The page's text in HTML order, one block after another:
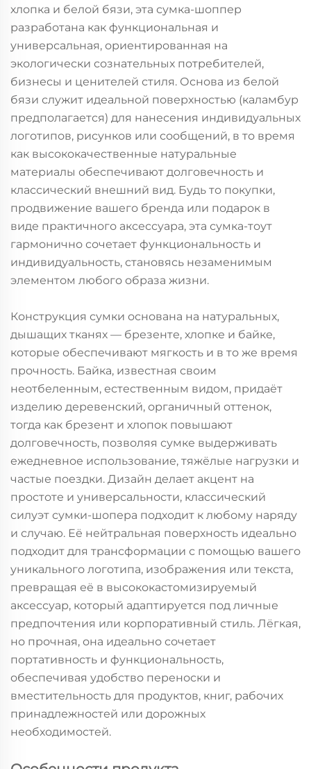
хлопка и белой бязи, эта сумка-шоппер
разработана как функциональная и
универсальная, ориентированная на
экологически сознательных потребителей,
бизнесы и ценителей стиля. Основа из белой
бязи служит идеальной поверхностью (каламбур
предполагается) для нанесения индивидуальных
логотипов, рисунков или сообщений, в то время
как высококачественные натуральные
материалы обеспечивают долговечность и
классический внешний вид. Будь то покупки,
продвижение вашего бренда или подарок в
виде практичного аксессуара, эта сумка-тоут
гармонично сочетает функциональность и
индивидуальность, становясь незаменимым
элементом любого образа жизни.
Конструкция сумки основана на натуральных,
дышащих тканях — брезенте, хлопке и байке,
которые обеспечивают мягкость и в то же время
прочность. Байка, известная своим
неотбеленным, естественным видом, придаёт
изделию деревенский, органичный оттенок,
тогда как брезент и хлопок повышают
долговечность, позволяя сумке выдерживать
ежедневное использование, тяжёлые нагрузки и
частые поездки. Дизайн делает акцент на
простоте и универсальности, классический
силуэт сумки-шопера подходит к любому наряду
и случаю. Её нейтральная поверхность идеально
подходит для трансформации с помощью вашего
уникального логотипа, изображения или текста,
превращая её в высококастомизируемый
аксессуар, который адаптируется под личные
предпочтения или корпоративный стиль. Лёгкая,
но прочная, она идеально сочетает
портативность и функциональность,
обеспечивая удобство переноски и
вместительность для продуктов, книг, рабочих
принадлежностей или дорожных
необходимостей.